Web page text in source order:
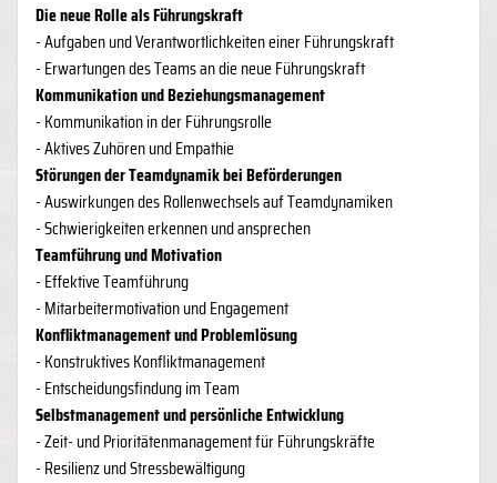
Die neue Rolle als Führungskraft
- Aufgaben und Verantwortlichkeiten einer Führungskraft
- Erwartungen des Teams an die neue Führungskraft
Kommunikation und Beziehungsmanagement
- Kommunikation in der Führungsrolle
- Aktives Zuhören und Empathie
Störungen der Teamdynamik bei Beförderungen
- Auswirkungen des Rollenwechsels auf Teamdynamiken
- Schwierigkeiten erkennen und ansprechen
Teamführung und Motivation
- Effektive Teamführung
- Mitarbeitermotivation und Engagement
Konfliktmanagement und Problemlösung
- Konstruktives Konfliktmanagement
- Entscheidungsfindung im Team
Selbstmanagement und persönliche Entwicklung
- Zeit- und Prioritätenmanagement für Führungskräfte
- Resilienz und Stressbewältigung